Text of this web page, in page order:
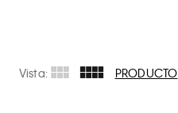
PRODUCTO
Vista: